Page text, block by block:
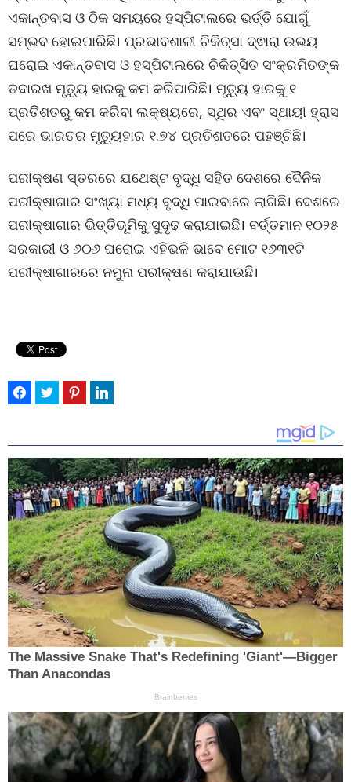
ଏକାନ୍ତବାସ ଓ ଠିକ ସମୟରେ ହସ୍ପିଟାଲରେ ଭର୍ତ୍ତି ଯୋଗୁଁ
ସମ୍ଭବ ହୋଇପାରିଛି। ପ୍ରଭାବଶାଳୀ ଚିକିତ୍ସା ଦ୍ଵାରା ଉଭୟ
ଘରୋଇ ଏକାନ୍ତବାସ ଓ ହସ୍ପିଟାଲରେ ଚିକିତ୍ସିତ ସଂକ୍ରମିତଙ୍କ
ତଦାରଖ ମୃତ୍ୟୁ ହାରକୁ କମ କରିପାରିଛି। ମୃତ୍ୟୁ ହାରକୁ ୧
ପ୍ରତିଶତରୁ କମ କରିବା ଲକ୍ଷ୍ୟରେ, ସ୍ଥିର ଏବଂ ସ୍ଥାୟୀ ହ୍ରାସ
ପରେ ଭାରତର ମୃତ୍ୟୁହାର ୧.୭୪ ପ୍ରତିଶତରେ ପହଞ୍ଚିଛି।
ପରୀକ୍ଷଣ ସ୍ତରରେ ଯଥେଷ୍ଟ ବୃଦ୍ଧି ସହିତ ଦେଶରେ ଦୈନିକ
ପରୀକ୍ଷାଗାର ସଂଖ୍ୟା ମଧ୍ୟ ବୃଦ୍ଧି ପାଇବାରେ ଲାଗିଛି। ଦେଶରେ
ପରୀକ୍ଷାଗାର ଭିତ୍ତିଭୂମିକୁ ସୁଦୃଢ କରାଯାଇଛି। ବର୍ତ୍ତମାନ ୧୦୨୫
ସରକାରୀ ଓ ୬୦୬ ଘରୋଇ ଏହିଭଳି ଭାବେ ମୋଟ ୧୬୩୧ଟି
ପରୀକ୍ଷାଗାରରେ ନମୁନା ପରୀକ୍ଷଣ କରାଯାଉଛି।